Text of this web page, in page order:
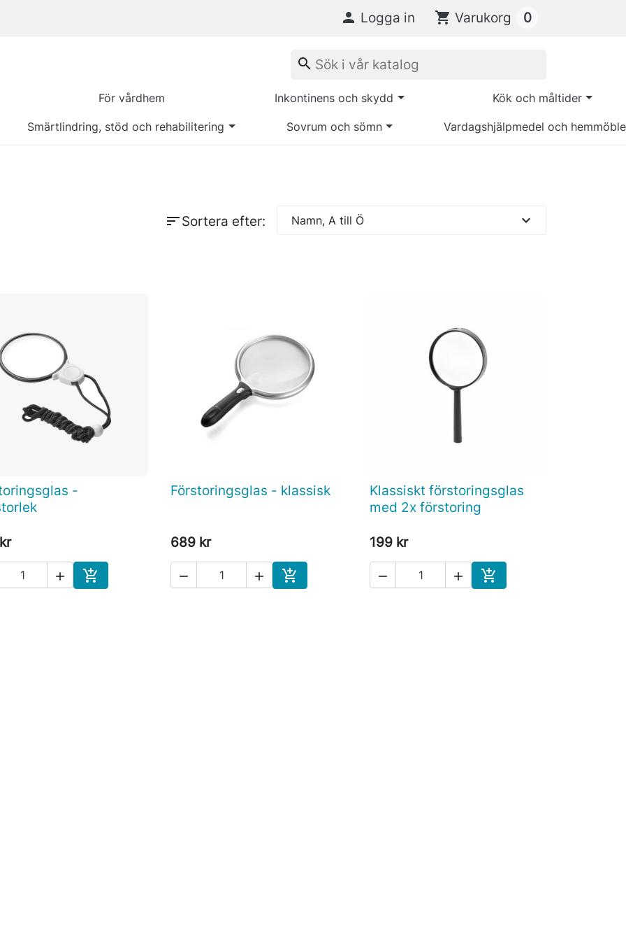
 Logga in shopping_cart Varukorg 0
För vårdhem Inkontinens och skydd Kök och måltider
Smärtlindring, stöd och rehabilitering Sovrum och sömn Vardagshjälpmedel och
search
sortSortera efter: Namn, A till Ö expand_more
 Snabbvy
-
 
Köp
 Snabbvy
Förstoringsglas - klassisk
689 kr
  
Köp
 Snabbvy
Klassiskt förstoringsglas
med 2x förstoring
199 kr
  
Köp